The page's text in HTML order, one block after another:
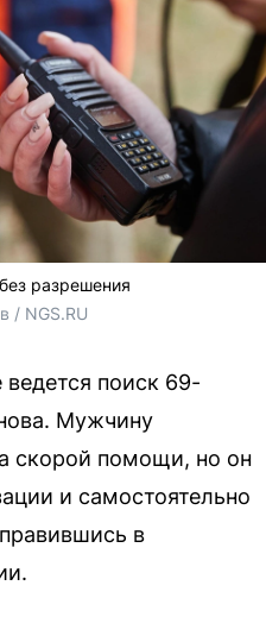
разрешения
/ NGS.RU
поиск 69-
Мужчину
скорой помощи, но он
и самостоятельно
в